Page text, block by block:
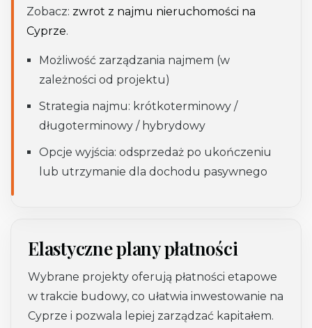
Zobacz: zwrot z najmu nieruchomości na
Cyprze.
Możliwość zarządzania najmem (w
zależności od projektu)
Strategia najmu: krótkoterminowy /
długoterminowy / hybrydowy
Opcje wyjścia: odsprzedaż po ukończeniu
lub utrzymanie dla dochodu pasywnego
Elastyczne plany płatności
Wybrane projekty oferują płatności etapowe
w trakcie budowy, co ułatwia inwestowanie na
Cyprze i pozwala lepiej zarządzać kapitałem.